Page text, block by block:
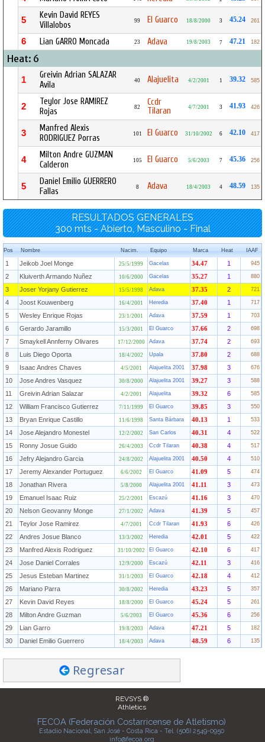
5
Kevin David REYES
Villalobos
99 El Guarco 18/8/2000 3 45.24 261
6 Lian GARRO Moncada 23 Adava 19/8/2003 7 47.21 182
Heat: 6
1
Greivin Adrian SALAZAR
Avila
40 Alajuelita 4/2/2001 1 39.32 585
2
Teylor Jose RAMIREZ
Rojas
82
Ccdr
Tilaran
4/7/2001 3 41.93 426
3
Manfred Alexis
RODRIGUEZ Porras
101 El Guarco 31/10/2002 6 42.10 417
4
Milton Andre GUZMAN
Calderon
105 El Guarco 5/6/2003 7 45.36 256
5
Daniel Emilio GUERRERO
Fallas
8 Adava 18/4/2003 4 48.59 135
RESULTADOS GENERALES
300 mts - Abierto, Masculino - Final
Pos Nombre Nacim. Equipo Marca Heat IAAF
1 Jeikob Joel Monge 25/5/1999 Gacelas 34.47 1 945
2 Kluiverth Armando Nuñez 10/6/2000 Gacelas 35.27 1 880
3 Joser Yorjany Gutierrez 15/5/1998 Adava 37.35 2 721
4 Joost Kouwenberg 16/4/2001 Heredia 37.40 1 717
5 Wesley Enrique Rojas 23/1/2001 Adava 37.59 1 703
6 Gerardo Jaramillo 15/3/2001 El Guarco 37.66 2 698
7 Smaykell Annferny Olivares 17/12/2000 Adava 37.74 2 693
8 Luis Diego Oporta 18/4/2002 Upala 37.80 2 688
9 Isaac Andres Chaves 4/5/2001 Alajuelita 2001 37.98 3 676
10 Jose Andres Vasquez 30/8/2000 Alajuelita 2001 39.27 3 588
11 Greivin Adrian Salazar 4/2/2001 Alajuelita 39.32 6 585
12 William Francisco Gutierrez 7/11/1999 El Guarco 39.85 3 550
13 Bryan Enrique Castillo 11/6/1998 Santa Bárbara 40.13 1 533
14 Jose Alejandro Monestel 12/2/2002 San Carlos 40.31 4 522
15 Ronny Josue Guido 26/4/2003 Ccdr Tilaran 40.38 4 517
16 Jefry Alejandro Garcia 24/8/2002 Alajuelita 2001 40.50 4 510
17 Jeremy Alexander Portuguez 6/6/2002 El Guarco 41.09 5 474
18 Jonathan Rivera 5/8/2000 Alajuelita 2001 41.11 3 473
19 Emanuel Isaac Ruiz 25/2/2001 Escazú 41.16 3 470
20 Nelson Geovanny Monge 27/1/2002 Adava 41.39 5 457
21 Teylor Jose Ramirez 4/7/2001 Ccdr Tilaran 41.93 6 426
22 Andres Josue Blanco 13/3/2002 Heredia 42.01 5 422
23 Manfred Alexis Rodriguez 31/10/2002 El Guarco 42.10 6 417
24 Jose Daniel Corrales 12/9/2000 Escazú 42.11 3 416
25 Jesus Esteban Martinez 31/1/2003 El Guarco 42.18 4 412
26 Mariano Parra 30/8/2002 Heredia 43.23 5 357
27 Kevin David Reyes 18/8/2000 El Guarco 45.24 5 261
28 Milton Andre Guzman 5/6/2003 El Guarco 45.36 6 256
29 Lian Garro 19/8/2003 Adava 47.21 5 182
30 Daniel Emilio Guerrero 18/4/2003 Adava 48.59 6 135
Regresar
REVSYS ®
Athletics
FECOA (Federación Costarricense de Atletismo)
Estadio Nacional, San José - Costa Rica - Tel. (506) 2549-0950
info@fecoa.org